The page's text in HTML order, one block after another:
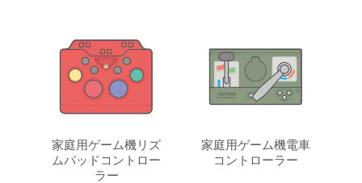
家庭用ゲーム機リズ
ムパッドコントロー
ラー
家庭用ゲーム機電車
コントローラー